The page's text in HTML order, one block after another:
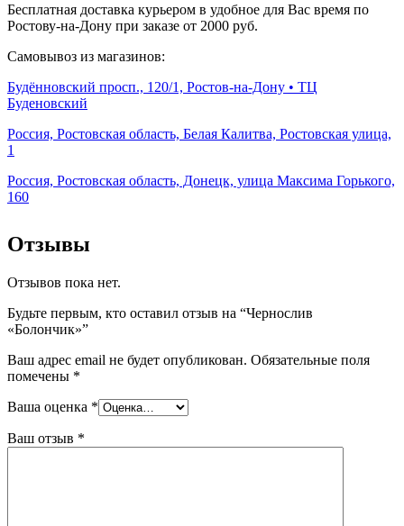
Бесплатная доставка курьером в удобное для Вас время по
Ростову-на-Дону при заказе от 2000 руб.
Самовывоз из магазинов:
Будённовский просп., 120/1, Ростов-на-Дону • ТЦ
Буденовский
Россия, Ростовская область, Белая Калитва, Ростовская улица,
1
Россия, Ростовская область, Донецк, улица Максима Горького,
160
Отзывы
Отзывов пока нет.
Будьте первым, кто оставил отзыв на “Чернослив
«Болончик»”
Ваш адрес email не будет опубликован. Обязательные поля
помечены *
Ваша оценка *
Ваш отзыв *